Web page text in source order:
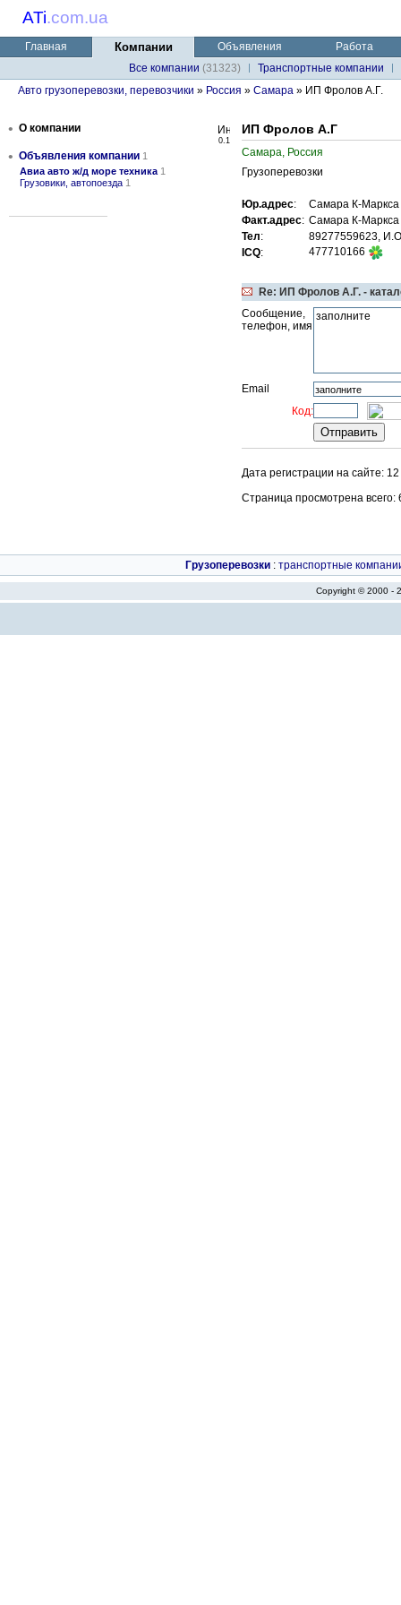
ATi.com.ua
Главная Компании Объявления
Работа
Все компании (31323)
Транспортные компании
Авто грузоперевозки, перевозчики » Россия » Самара » ИП Фролов А.Г.
• О компании
• Объявления компании 1
Авиа авто ж/д море техника 1
Грузовики, автопоезда 1
0.1
ИП Фролов А.Г
Самара, Россия
Грузоперевозки
Юр.адрес:
Самара К-Маркса
Факт.адрес: Самара К-Маркса
Тел:
89277559623,
ICQ: 477710166
Re: ИП Фролов А.Г. -
Сообщение,
телефон, имя
Email
Код:
Дата регистрации на сайте:
Страница просмотрена всего:
Грузоперевозки : транспортные
Copyright © 2000 -